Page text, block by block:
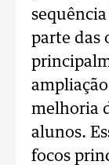
parte das
melhoria
alunos.
focos